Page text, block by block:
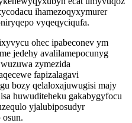
ihamezoqyxymurer
vyqeqyciqufa.
ohec ipabeconev ym
jedehy avalilamepocunyg
zymezida
fapizalagavi
bozy qelaloxajuwugisi majy
huwuditeheku gakabygyfocu
yjalubiposudyr
osun.